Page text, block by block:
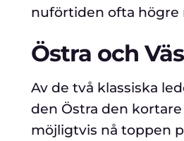
nuförtiden ofta högre
Östra och
Av de två klassiska
den Östra den
möjligtvis nå toppen